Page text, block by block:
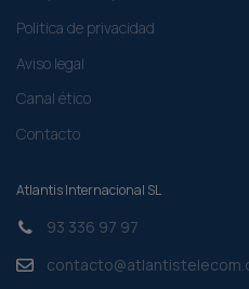
Politica de privacidad
Aviso legal
Canal ético
Contacto
Atlantis Internacional SL
93 336 97 97